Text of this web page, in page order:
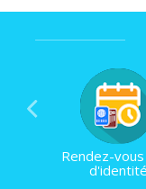
Rendez-
d'identité